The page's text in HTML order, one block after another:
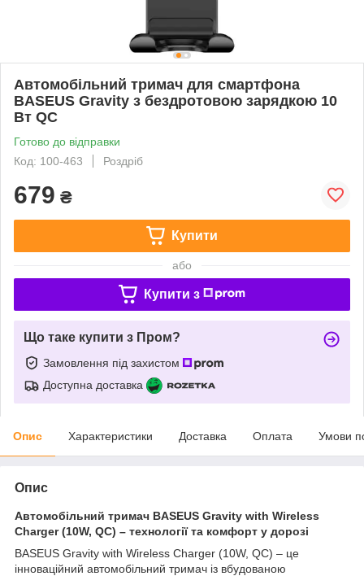
Автомобільний тримач для смартфона
BASEUS Gravity з бездротовою зарядкою 10
Вт QC
Готово до відправки
Код: 100-463
Роздріб
679 ₴
Купити
або
Купити з
Що таке купити з Пром?
Замовлення під захистом
Доступна доставка
Опис Характеристики Доставка Оплата Умови
Опис
Автомобільний тримач BASEUS Gravity with Wireless
Charger (10W, QC) – технології та комфорт у дорозі
BASEUS Gravity with Wireless Charger (10W, QC) – це
інноваційний автомобільний тримач із вбудованою